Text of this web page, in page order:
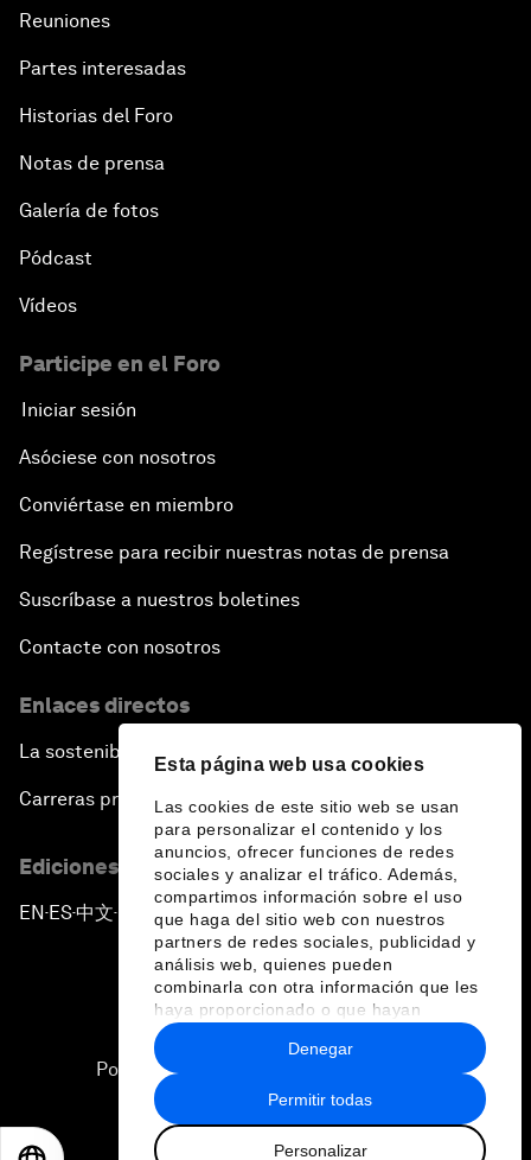
Esta página web usa cookies
Las cookies de este sitio web se usan
para personalizar el contenido y los
anuncios, ofrecer funciones de redes
sociales y analizar el tráfico. Además,
compartimos información sobre el uso
que haga del sitio web con nuestros
partners de redes sociales, publicidad y
análisis web, quienes pueden
combinarla con otra información que les
haya proporcionado o que hayan
recopilado a partir del uso que haya
hecho de sus servicios.
Permitir todas
Personalizar
Denegar
Reuniones
Partes interesadas
Historias del Foro
Notas de prensa
Galería de fotos
Pódcast
Vídeos
Participe en el Foro
Iniciar sesión
Asóciese con nosotros
Conviértase en miembro
Regístrese para recibir nuestras notas de prensa
Suscríbase a nuestros boletines
Contacte con nosotros
Enlaces directos
La sostenibilidad en el Foro
Carreras profesionales
Ediciones en otros idiomas
EN ▪ES▪中文▪ 日本語
Política de privacidad y normas de uso
Sitemap